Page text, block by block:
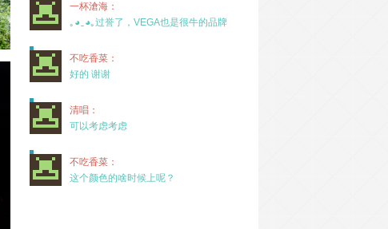
一杯滄海：
｡◕‿◕｡过誉了，VEGA也是很牛的品牌
不吃香菜：
好的 谢谢
清唱：
可以考虑考虑
不吃香菜：
这个颜色的啥时候上呢？